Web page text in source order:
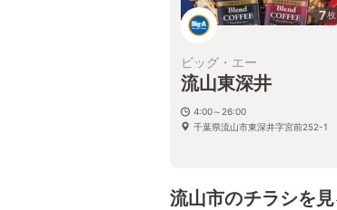
7枚
ビッグ・エー
流山東深井
4:00～26:00
千葉県流山市東深井字宮前252-1
流山市のチラシを見